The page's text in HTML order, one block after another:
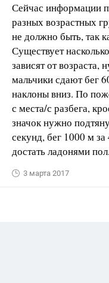
Сейчас информации
разных возрастных
не должно быть, так
Существует
зависят от возраста,
мальчики сдают бег
наклоны вниз. По
с места/с разбега,
значок нужно
секунд, бег 1000 м
достать ладонями пол.
3 марта 2017